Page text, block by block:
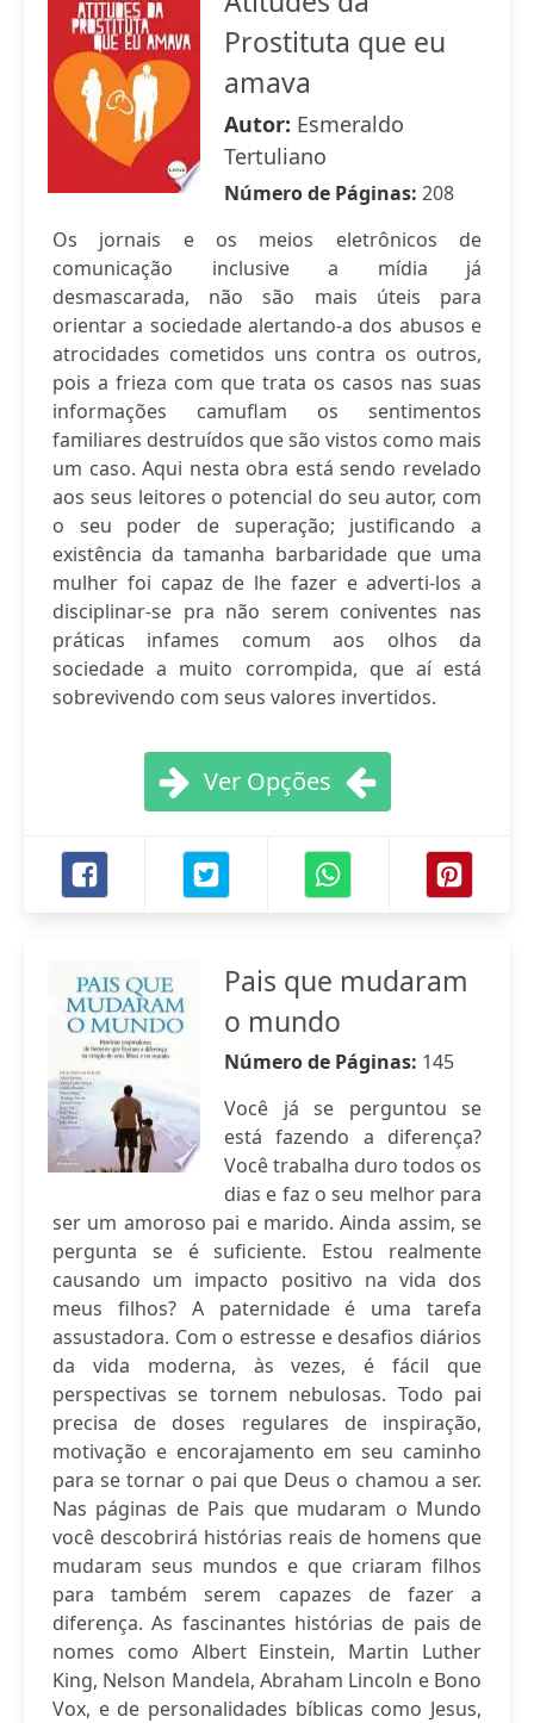
Prostituta que eu
amava
Autor: Esmeraldo
Tertuliano
Número de Páginas: 208
Os jornais e os meios eletrônicos de
comunicação inclusive a mídia já
desmascarada, não são mais úteis para
orientar a sociedade alertando-a dos abusos e
atrocidades cometidos uns contra os outros,
pois a frieza com que trata os casos nas suas
informações camuflam os sentimentos
familiares destruídos que são vistos como mais
um caso. Aqui nesta obra está sendo revelado
aos seus leitores o potencial do seu autor, com
o seu poder de superação; justificando a
existência da tamanha barbaridade que uma
mulher foi capaz de lhe fazer e adverti-los a
disciplinar-se pra não serem coniventes nas
práticas infames comum aos olhos da
sociedade a muito corrompida, que aí está
sobrevivendo com seus valores invertidos.
Ver Opções
Pais que mudaram
o mundo
Número de Páginas: 145
Você já se perguntou se
está fazendo a diferença?
Você trabalha duro todos os
dias e faz o seu melhor para
ser um amoroso pai e marido. Ainda assim, se
pergunta se é suficiente. Estou realmente
causando um impacto positivo na vida dos
meus filhos? A paternidade é uma tarefa
assustadora. Com o estresse e desafios diários
da vida moderna, às vezes, é fácil que
perspectivas se tornem nebulosas. Todo pai
precisa de doses regulares de inspiração,
motivação e encorajamento em seu caminho
para se tornar o pai que Deus o chamou a ser.
Nas páginas de Pais que mudaram o Mundo
você descobrirá histórias reais de homens que
mudaram seus mundos e que criaram filhos
para também serem capazes de fazer a
diferença. As fascinantes histórias de pais de
nomes como Albert Einstein, Martin Luther
King, Nelson Mandela, Abraham Lincoln e Bono
Vox, e de personalidades bíblicas como Jesus,